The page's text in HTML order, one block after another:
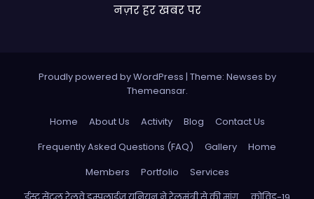
नज़र हर खबर पर
Proudly powered by WordPress | Theme: Newses by
Themeansar.
Home About Us Activity Blog
Contact Us
Frequently Asked Questions (FAQ)
Gallery
Home
Members
Portfolio
Services